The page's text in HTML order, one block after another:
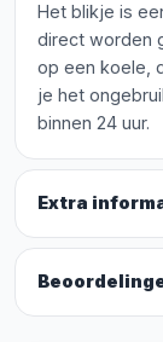
Het blikje is
direct worden
op een koele,
je het
binnen 24 uur.
Extra